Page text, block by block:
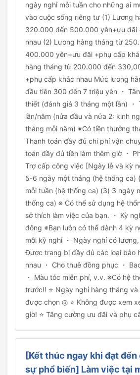
ngày nghỉ mỗi tuần cho những ai
vào cuộc sống riêng tư (1) Lương
320.000 đến 500.000 yên+ưu đãi
nhau (2) Lương hàng tháng từ
400.000 yên+ưu đãi +phụ cấp
hàng tháng từ 200.000 đến
+phụ cấp khác nhau Mức lương
đầu tiên 300 đến 7 triệu yên ・
thiết (đánh giá 3 tháng một lần) ・
lần/năm (nửa đầu và nửa 2: kinh
tháng mỗi năm) ※Có tiền thưởng
Thanh toán đầy đủ chi phí vận
toán đầy đủ tiền làm thêm giờ ・
Trợ cấp công việc [Ngày lễ và kỳ
5-6 ngày một tháng (hệ thống ca)
mỗi tuần (hệ thống ca) (3) 3 ngày
thống ca) ※ Có thể sử dụng hệ
sở thích làm việc của bạn. ・ Kỳ
đông ※Bạn luôn có thể dành 4 kỳ
mỗi kỳ nghỉ ・ Ngày nghỉ có lương,
Được trang bị đầy đủ các loại bảo
nhau ・ Cho thuê đồng phục ・
・ Màu tóc miễn phí, v.v. ※Có hệ
trước!! ⭐ Ngày nghỉ hàng tháng
được chọn ◎ ⭐ Không được xem
giờ! ⭐ Tăng cường ưu đãi và phụ
[Kết thúc ngay khi đạt
sự phổ biến] Làm việc tại